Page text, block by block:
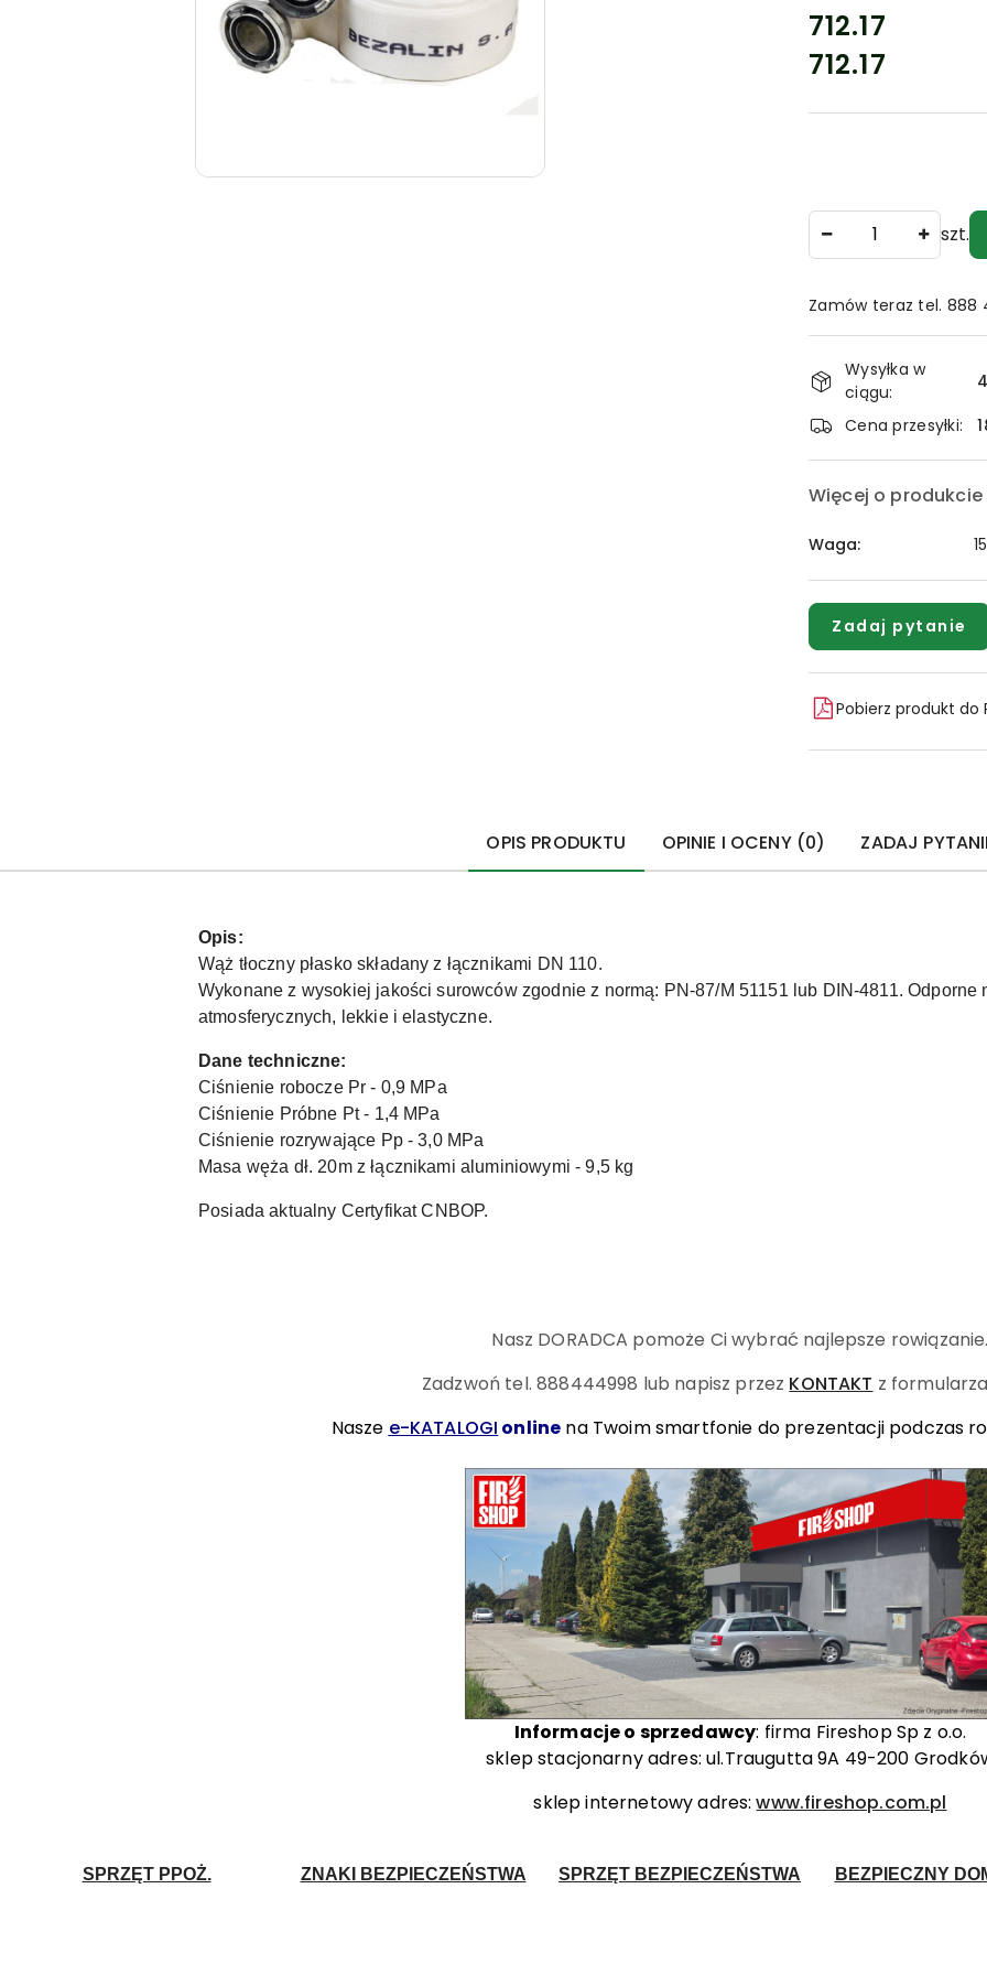
cena:
712.17
Cena:
712.17
szt.
Zamów teraz tel. 888
Dostępność
i
dostawa
Wysyłka w
ciągu:
Cena przesyłki:
Więcej o produkcie
Waga:
Zadaj pytanie
Pobierz produkt do
OPIS PRODUKTU OPINIE I OCENY (0) ZADAJ
Opis:
Wąż tłoczny płasko składany z łącznikami DN 110.
Wykonane z wysokiej jakości surowców zgodnie z normą: PN-87/M 51151 lub DIN-4811. Odporne
atmosferycznych, lekkie i elastyczne.
Dane techniczne:
Ciśnienie robocze Pr - 0,9 MPa
Ciśnienie Próbne Pt - 1,4 MPa
Ciśnienie rozrywające Pp - 3,0 MPa
Masa węża dł. 20m z łącznikami aluminiowymi - 9,5 kg
Posiada aktualny Certyfikat CNBOP.
Nasz DORADCA pomoże Ci wybrać najlepsze rowiązanie.
Zadzwoń tel. 888444998 lub napisz przez KONTAKT z
Nasze e-KATALOGI online na Twoim smartfonie do prezentacji podczas
Informacje o sprzedawcy: firma Fireshop Sp z o.o.
sklep stacjonarny adres: ul.Traugutta 9A 49-200
sklep internetowy adres:www.fireshop.com.pl
SPRZĘT PPOŻ. ZNAKI BEZPIECZEŃSTWA SPRZĘT BEZPIECZEŃSTWA BEZPIECZNY